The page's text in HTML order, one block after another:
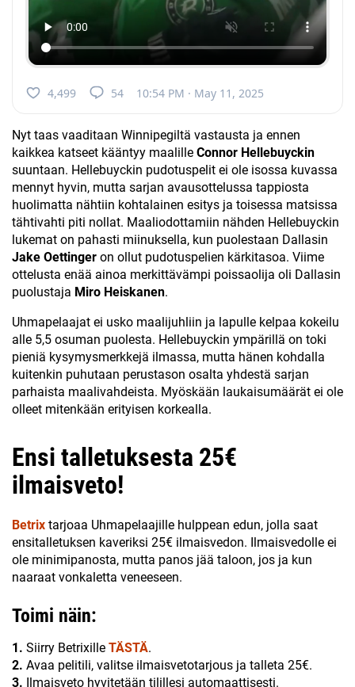
4,499 54 10:54 PM · May 11, 2025
Nyt taas vaaditaan Winnipegiltä vastausta ja ennen
kaikkea katseet kääntyy maalille Connor Hellebuyckin
suuntaan. Hellebuyckin pudotuspelit ei ole isossa kuvassa
mennyt hyvin, mutta sarjan avausottelussa tappiosta
huolimatta nähtiin kohtalainen esitys ja toisessa matsissa
tähtivahti piti nollat. Maaliodottamiin nähden Hellebuyckin
lukemat on pahasti miinuksella, kun puolestaan Dallasin
Jake Oettinger on ollut pudotuspelien kärkitasoa. Viime
ottelusta enää ainoa merkittävämpi poissaolija oli Dallasin
puolustaja Miro Heiskanen.
Uhmapelaajat ei usko maalijuhliin ja lapulle kelpaa kokeilu
alle 5,5 osuman puolesta. Hellebuyckin ympärillä on toki
pieniä kysymysmerkkejä ilmassa, mutta hänen kohdalla
kuitenkin puhutaan perustason osalta yhdestä sarjan
parhaista maalivahdeista. Myöskään laukaisumäärät ei ole
olleet mitenkään erityisen korkealla.
Ensi talletuksesta 25€
ilmaisveto!
Betrix tarjoaa Uhmapelaajille hulppean edun, jolla saat
ensitalletuksen kaveriksi 25€ ilmaisvedon. Ilmaisvedolle ei
ole minimipanosta, mutta panos jää taloon, jos ja kun
naaraat vonkaletta veneeseen.
Toimi näin:
1. Siirry Betrixille TÄSTÄ.
2. Avaa pelitili, valitse ilmaisvetotarjous ja talleta 25€.
3. Ilmaisveto hyvitetään tilillesi automaattisesti.